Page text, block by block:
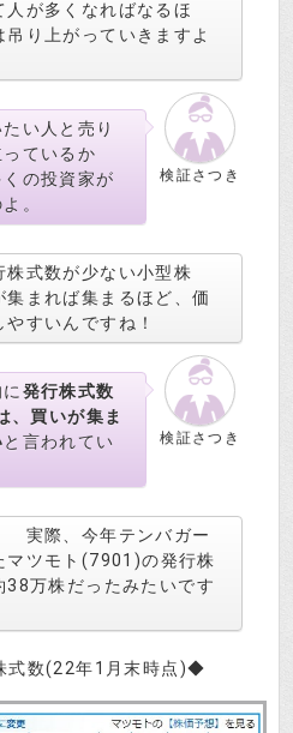
人が多くなればなるほ
吊り上がっていきますよ
検証さつき
い人と売り
ているか
の投資家が
。
株式数が少ない小型株
集まれば集まるほど、価
すいんですね！
検証さつき
発行株式数
、買いが集ま
と言われてい
実際、今年テンバガー
マツモト(7901)の発行株
38万株だったみたいです
式数(22年1月末時点)◆